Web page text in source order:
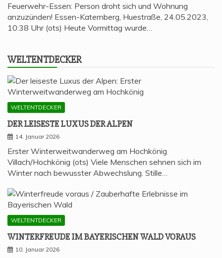
Feuerwehr-Essen: Person droht sich und Wohnung
anzuzünden! Essen-Katernberg, Huestraße, 24.05.2023,
10:38 Uhr (ots) Heute Vormittag wurde…
WELT­ENT­DE­CKER
WELTENTDECKER
DER LEI­SES­TE LUXUS DER ALPEN
14. Januar 2026
Erster Winterweitwanderweg am Hochkönig
Villach/Hochkönig (ots) Viele Menschen sehnen sich im
Winter nach bewusster Abwechslung. Stille…
WELTENTDECKER
WIN­TER­FREU­DE IM BAYE­RI­SCHEN WALD VORAUS
10. Januar 2026